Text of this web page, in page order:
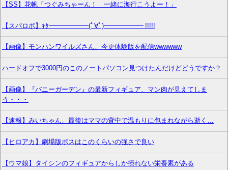
【SS】花帆「つぐみちゃーん！ 一緒に海行こうよー！」
【スパロボ】ｷﾀ━━━━━━(ﾟ∀ﾟ)━━━━━━ !!!!!
【画像】モンハンワイルズさん、今更体験版を配信wwwwww
ハードオフで3000円のこのノートパソコン見つけたんだけどどうですか？
【画像】『バニーガーデン』の最新フィギュア、マン肉が見えてしま
う・・・
【速報】みいちゃん、最後はママの背中で温もりに包まれながら逝く…
【ヒロアカ】劇場版ボスはこのくらいの強さで良い
【ウマ娘】タイシンのフィギュアからしか摂れない栄養素がある